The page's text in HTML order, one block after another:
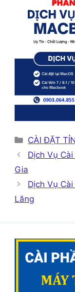
Danh
mục
CÀI ĐẶT
Dịch Vụ
Gia
Dịch Vụ
Lăng